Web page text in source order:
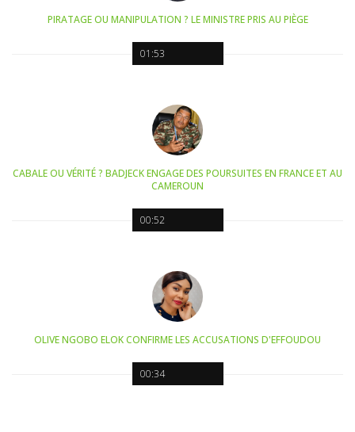
01:53
PIRATAGE OU MANIPULATION ? LE MINISTRE PRIS AU PIÈGE
00:52
CABALE OU VÉRITÉ ? BADJECK ENGAGE DES POURSUITES EN FRANCE ET AU
CAMEROUN
00:34
OLIVE NGOBO ELOK CONFIRME LES ACCUSATIONS D'EFFOUDOU